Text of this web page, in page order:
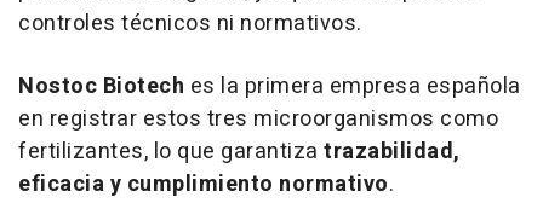
controles técnicos ni normativos.
Nostoc Biotech es la primera empresa española
en registrar estos tres microorganismos como
fertilizantes, lo que garantiza trazabilidad,
eficacia y cumplimiento normativo.